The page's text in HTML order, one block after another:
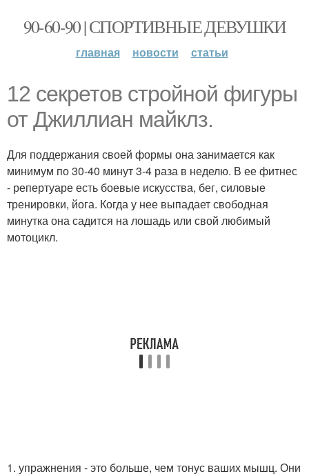
90-60-90 | СПОРТИВНЫЕ ДЕВУШКИ
главная новости статьи
12 секретов стройной фигуры
от Джиллиан майклз.
Для поддержания своей формы она занимается как
минимум по 30-40 минут 3-4 раза в неделю. В ее фитнес
- репертуаре есть боевые искусства, бег, силовые
тренировки, йога. Когда у нее выпадает свободная
минутка она садится на лошадь или свой любимый
мотоцикл.
1. упражнения - это больше, чем тонус ваших мышц. Они